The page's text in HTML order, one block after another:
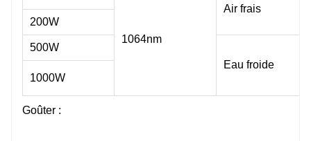
1064nm
Air frais
200W
500W
Eau froide
1000W
Goûter :